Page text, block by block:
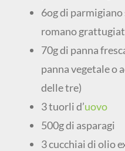
6og di
romano
70g di panna
panna vegetale o
delle tre)
3 tuorli d’uovo
500g di asparagi
3 cucchiai di olio